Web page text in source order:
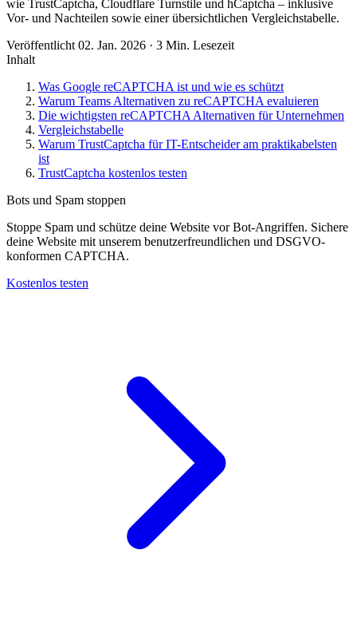
wie TrustCaptcha, Cloudflare Turnstile und hCaptcha – inklusive
Vor- und Nachteilen sowie einer übersichtlichen Vergleichstabelle.
Veröffentlicht 02. Jan. 2026 · 3 Min. Lesezeit
Inhalt
Was Google reCAPTCHA ist und wie es schützt
Warum Teams Alternativen zu reCAPTCHA evaluieren
Die wichtigsten reCAPTCHA Alternativen für Unternehmen
Vergleichstabelle
Warum TrustCaptcha für IT-Entscheider am praktikabelsten
ist
TrustCaptcha kostenlos testen
Bots und Spam stoppen
Stoppe Spam und schütze deine Website vor Bot-Angriffen. Sichere
deine Website mit unserem benutzerfreundlichen und DSGVO-
konformen CAPTCHA.
Kostenlos testen